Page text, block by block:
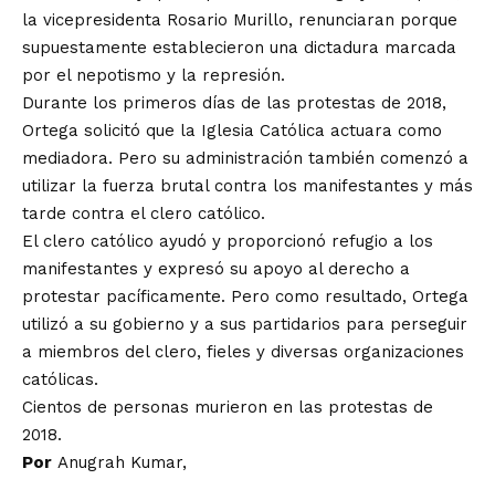
la vicepresidenta Rosario Murillo, renunciaran porque
supuestamente establecieron una dictadura marcada
por el nepotismo y la represión.
Durante los primeros días de las protestas de 2018,
Ortega solicitó que la Iglesia Católica actuara como
mediadora. Pero su administración también comenzó a
utilizar la fuerza brutal contra los manifestantes y más
tarde contra el clero católico.
El clero católico ayudó y proporcionó refugio a los
manifestantes y expresó su apoyo al derecho a
protestar pacíficamente. Pero como resultado, Ortega
utilizó a su gobierno y a sus partidarios para perseguir
a miembros del clero, fieles y diversas organizaciones
católicas.
Cientos de personas murieron en las protestas de
2018.
Por Anugrah Kumar,